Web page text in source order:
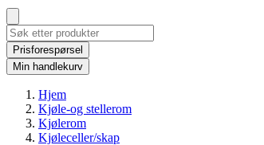
Prisforespørsel
Min handlekurv
Hjem
Kjøle-og stellerom
Kjølerom
Kjøleceller/skap